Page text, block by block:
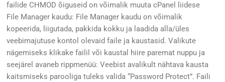
failide CHMOD õiguseid on võimalik muuta cPanel liidese
File Manager kaudu: File Manager kaudu on võimalik
kopeerida, liigutada, pakkida kokku ja laadida alla/üles
veebimajutuse kontol olevaid faile ja kaustasid. Valikute
nägemiseks klikake failil või kaustal hiire paremat nuppu ja
seejärel avaneb rippmenüü: Veebist avalikult nähtava kausta
kaitsmiseks parooliga tuleks valida “Password Protect”. Faili